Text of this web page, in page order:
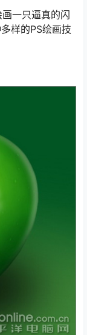
一只逼真的闪
样的PS绘画技